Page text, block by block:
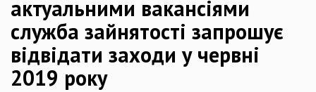
актуальними вакансіями
служба зайнятості запрошує
відвідати заходи у червні
2019 року